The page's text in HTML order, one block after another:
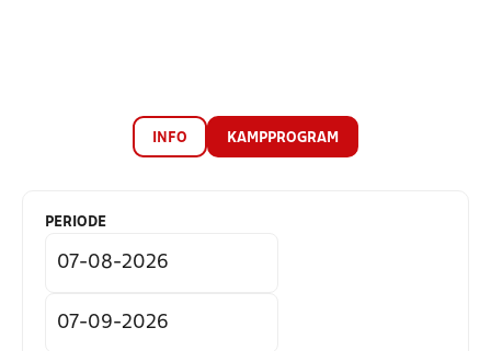
INFO KAMPPROGRAM
PERIODE